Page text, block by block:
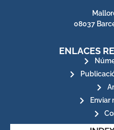
08037
ENLACES
Enviar